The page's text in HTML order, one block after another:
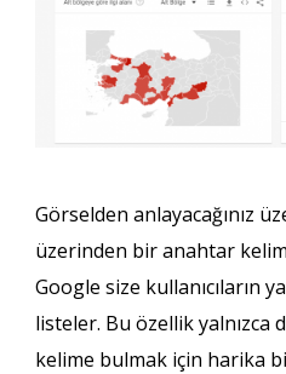
Görselden anlayacağınız
üzerinden bir anahtar
Google size kullanıcıların
listeler. Bu özellik yalnızca
kelime bulmak için harika